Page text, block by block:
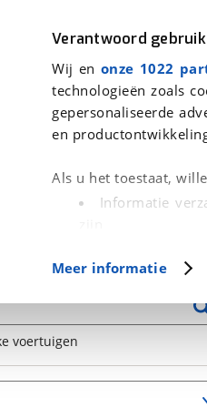
Verantwoord
Wij en onze 1022
technologieën zoals
gepersonaliseerde
en
Als u het toestaat,
Informatie
(fingerprinting)
in.
Cookieverklaring.
Met cookies en
Functionele cookies
Meer informatie
Auto Fiets
Sport
motor voor je
voertuigen